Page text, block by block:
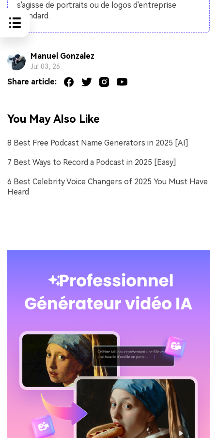
s'agisse de portraits ou de logos d'entreprise
standard.
Manuel Gonzalez
Jul 03, 26
Share article:
You May Also Like
8 Best Free Podcast Name Generators in 2025 [AI]
7 Best Ways to Record a Podcast in 2025 [Easy]
6 Best Celebrity Voice Changers of 2025 You Must Have
Heard